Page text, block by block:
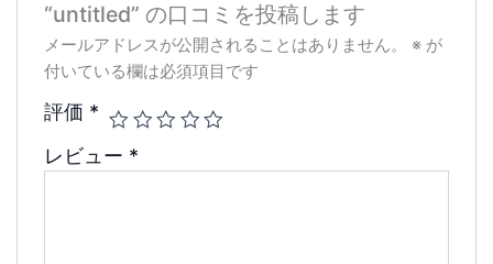
“untitled” の口コミを投稿します
メールアドレスが公開されることはありません。 ※ が
付いている欄は必須項目です
評価 *
レビュー *